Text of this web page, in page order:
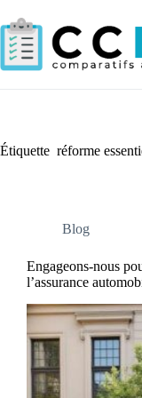
au
contenu
Étiquette réforme
Blog
Engageons-nous
l’assurance